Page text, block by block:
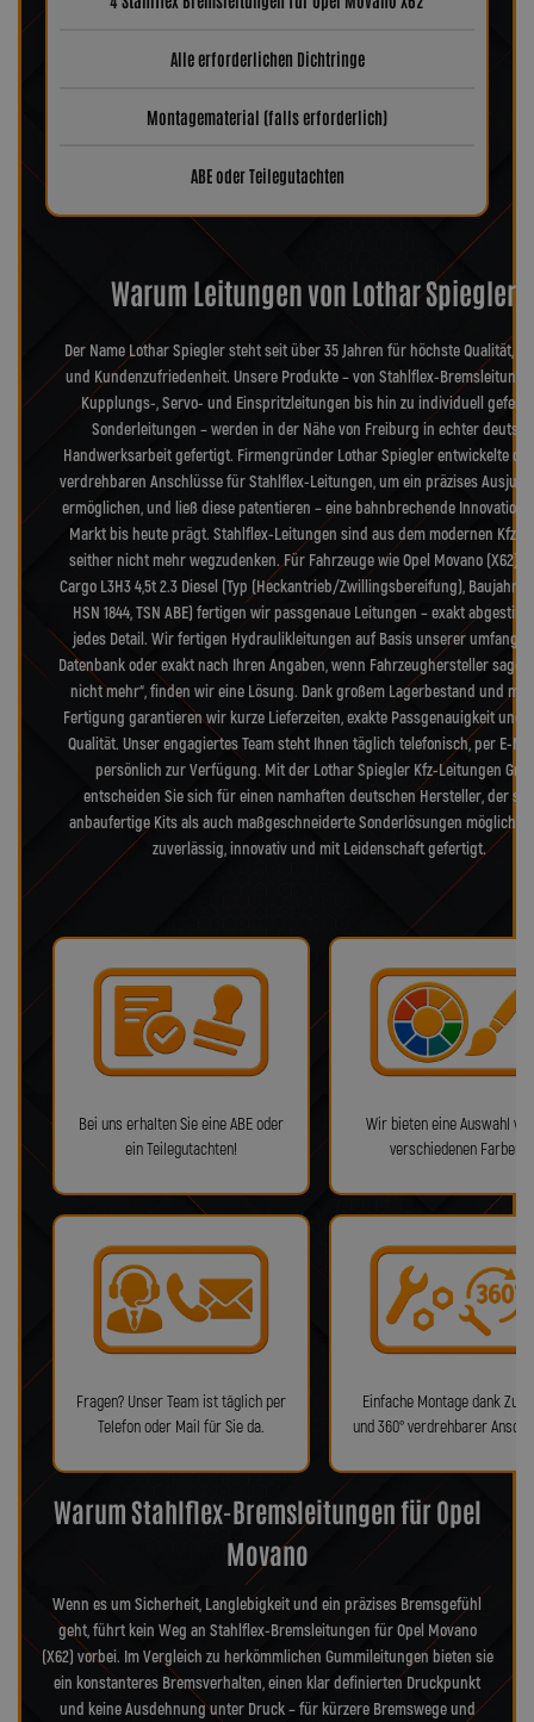
Alle erforderlichen Dichtringe
Montagematerial (falls erforderlich)
ABE oder Teilegutachten
Warum Leitungen von Lothar Spiegler?
Der Name Lothar Spiegler steht seit über 35 Jahren für höchste Qualität,
und Kundenzufriedenheit. Unsere Produkte – von Stahlflex-
Kupplungs-, Servo- und Einspritzleitungen bis hin zu individuell
Sonderleitungen – werden in der Nähe von Freiburg in echter
Handwerksarbeit gefertigt. Firmengründer Lothar Spiegler entwickelte
verdrehbaren Anschlüsse für Stahlflex-Leitungen, um ein präzises
ermöglichen, und ließ diese patentieren – eine bahnbrechende Innovation,
Markt bis heute prägt. Stahlflex-Leitungen sind aus dem modernen Kfz-
seither nicht mehr wegzudenken. Für Fahrzeuge wie Opel Movano (X62)
Cargo L3H3 4,5t 2.3 Diesel (Typ (Heckantrieb/Zwillingsbereifung), Baujahr
HSN 1844, TSN ABE) fertigen wir passgenaue Leitungen – exakt
jedes Detail. Wir fertigen Hydraulikleitungen auf Basis unserer
Datenbank oder exakt nach Ihren Angaben, wenn Fahrzeughersteller sagen
nicht mehr“, finden wir eine Lösung. Dank großem Lagerbestand und
Fertigung garantieren wir kurze Lieferzeiten, exakte Passgenauigkeit und
Qualität. Unser engagiertes Team steht Ihnen täglich telefonisch, per E-
persönlich zur Verfügung. Mit der Lothar Spiegler Kfz-Leitungen
entscheiden Sie sich für einen namhaften deutschen Hersteller, der
anbaufertige Kits als auch maßgeschneiderte Sonderlösungen möglich
zuverlässig, innovativ und mit Leidenschaft gefertigt.
Bei uns erhalten Sie eine ABE oder
ein Teilegutachten!
Wir bieten eine Auswahl
verschiedenen Farben!
Fragen? Unser Team ist täglich per
Telefon oder Mail für Sie da.
Einfache Montage dank
und 360° verdrehbarer
Warum Stahlflex-Bremsleitungen für Opel
Movano
Wenn es um Sicherheit, Langlebigkeit und ein präzises Bremsgefühl
geht, führt kein Weg an Stahlflex-Bremsleitungen für Opel Movano
(X62) vorbei. Im Vergleich zu herkömmlichen Gummileitungen bieten sie
ein konstanteres Bremsverhalten, einen klar definierten Druckpunkt
und keine Ausdehnung unter Druck – für kürzere Bremswege und